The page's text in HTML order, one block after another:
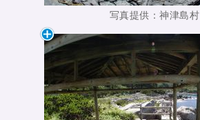
写真提供：神津島村